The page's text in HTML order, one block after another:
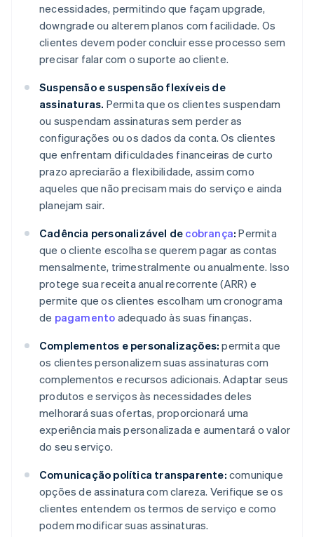
necessidades, permitindo que façam upgrade,
downgrade ou alterem planos com facilidade. Os
clientes devem poder concluir esse processo sem
precisar falar com o suporte ao cliente.
Suspensão e suspensão flexíveis de
assinaturas. Permita que os clientes suspendam
ou suspendam assinaturas sem perder as
configurações ou os dados da conta. Os clientes
que enfrentam dificuldades financeiras de curto
prazo apreciarão a flexibilidade, assim como
aqueles que não precisam mais do serviço e ainda
planejam sair.
Cadência personalizável de cobrança: Permita
que o cliente escolha se querem pagar as contas
mensalmente, trimestralmente ou anualmente. Isso
protege sua receita anual recorrente (ARR) e
permite que os clientes escolham um cronograma
de pagamento adequado às suas finanças.
Complementos e personalizações: permita que
os clientes personalizem suas assinaturas com
complementos e recursos adicionais. Adaptar seus
produtos e serviços às necessidades deles
melhorará suas ofertas, proporcionará uma
experiência mais personalizada e aumentará o valor
do seu serviço.
Comunicação política transparente: comunique
opções de assinatura com clareza. Verifique se os
clientes entendem os termos de serviço e como
podem modificar suas assinaturas.